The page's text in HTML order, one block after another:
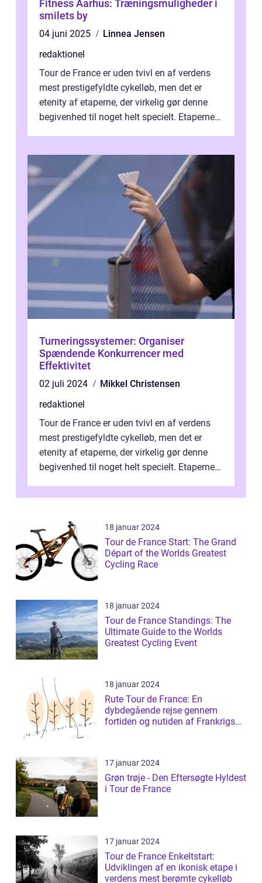
Fitness Aarhus: Træningsmuligheder i
smilets by
04 juni 2025
Linnea Jensen
redaktionel
Tour de France er uden tvivl en af verdens
mest prestigefyldte cykelløb, men det er
etenity af etaperne, der virkelig gør denne
begivenhed til noget helt specielt. Etaperne i
Turneringssystemer: Organiser
Spændende Konkurrencer med
Effektivitet
02 juli 2024
Mikkel Christensen
redaktionel
Tour de France er uden tvivl en af verdens
mest prestigefyldte cykelløb, men det er
etenity af etaperne, der virkelig gør denne
begivenhed til noget helt specielt. Etaperne i
18 januar 2024
Tour de France Start: The Grand
Départ of the Worlds Greatest
Cycling Race
18 januar 2024
Tour de France Standings: The
Ultimate Guide to the Worlds
Greatest Cycling Event
18 januar 2024
Rute Tour de France: En
dybdegående rejse gennem
fortiden og nutiden af Frankrigs
17 januar 2024
Grøn trøje - Den Eftersøgte Hyldest
i Tour de France
17 januar 2024
Tour de France Enkeltstart:
Udviklingen af en ikonisk etape i
verdens mest berømte cykelløb